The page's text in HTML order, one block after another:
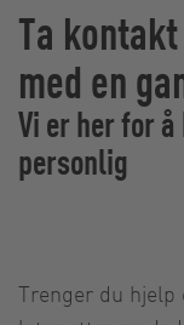
Ta
med en
Vi er her for
personlig
Trenger du hjelp